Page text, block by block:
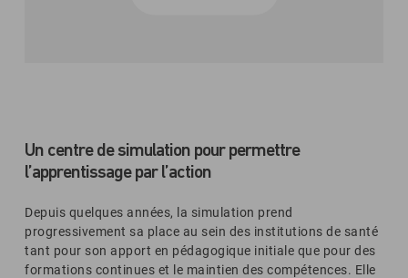
Un centre de simulation pour permettre
l’apprentissage par l’action
Depuis quelques années, la simulation prend
progressivement sa place au sein des institutions de santé
tant pour son apport en pédagogique initiale que pour des
formations continues et le maintien des compétences. Elle